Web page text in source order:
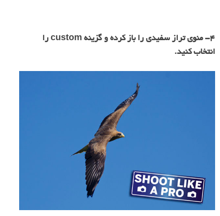
۴- منوی تراز سفیدی را باز کرده و گزینه custom را
انتخاب کنید.